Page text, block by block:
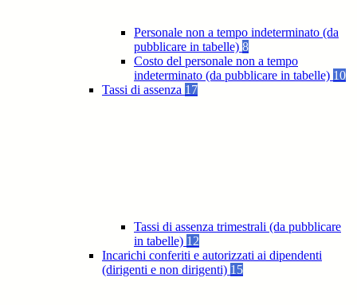
Personale non a tempo indeterminato (da
pubblicare in tabelle) 8
Costo del personale non a tempo
indeterminato (da pubblicare in tabelle) 10
Tassi di assenza 17
Tassi di assenza trimestrali (da pubblicare
in tabelle) 12
Incarichi conferiti e autorizzati ai dipendenti
(dirigenti e non dirigenti) 15